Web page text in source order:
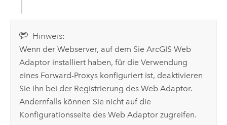
Hinweis:
Wenn der Webserver, auf dem SieArcGIS Web
Adaptor installiert haben, für die Verwendung
eines Forward-Proxys konfiguriert ist, deaktivieren
Sie ihn bei der Registrierung des Web Adaptor.
Andernfalls können Sie nicht auf die
Konfigurationsseite des Web Adaptor zugreifen.